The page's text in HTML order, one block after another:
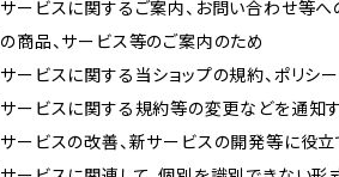
サービスに関するご案内、お問い合わせ等
の商品、サービス等のご案内のため
サービスに関する当ショップの規約、ポリ
サービスに関する規約等の変更などを通知
サービスの改善、新サービスの開発等に役